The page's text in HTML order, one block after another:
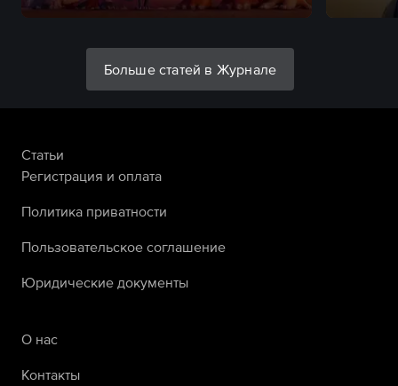
Больше статей в Журнале
Статьи
Регистрация и оплата
Политика приватности
Пользовательское соглашение
Юридические документы
О нас
Контакты